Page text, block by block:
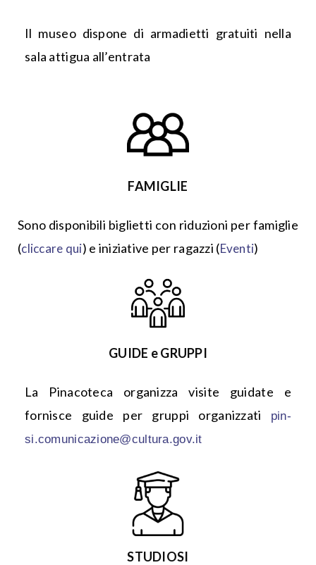
Il museo dispone di armadietti gratuiti nella
sala attigua all’entrata
FAMIGLIE
Sono disponibili biglietti con riduzioni per famiglie
(cliccare qui) e iniziative per ragazzi (Eventi)
GUIDE e GRUPPI
La Pinacoteca organizza visite guidate e
fornisce guide per gruppi organizzati
pin-
si.comunicazione@cultura.gov.it
STUDIOSI​